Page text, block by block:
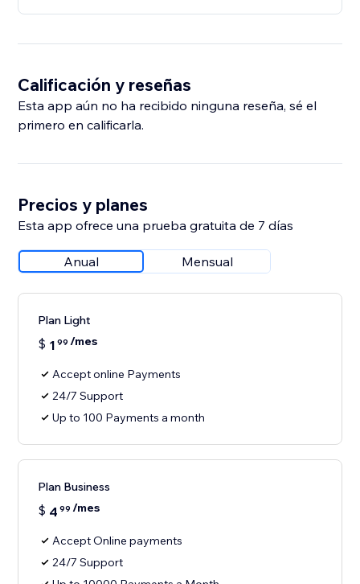
Calificación y reseñas
Esta app aún no ha recibido ninguna reseña, sé el
primero en calificarla.
Precios y planes
Esta app ofrece una prueba gratuita de 7 días
Anual Mensual
Plan Light
$ 1 99 /mes
Accept online Payments
24/7 Support
Up to 100 Payments a month
Plan Business
$ 4 99 /mes
Accept Online payments
24/7 Support